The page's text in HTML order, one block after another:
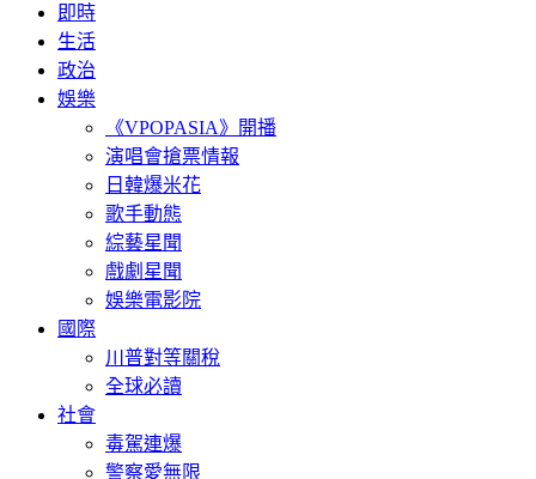
即時
生活
政治
娛樂
《VPOPASIA》開播
演唱會搶票情報
日韓爆米花
歌手動態
綜藝星聞
戲劇星聞
娛樂電影院
國際
川普對等關稅
全球必讀
社會
毒駕連爆
警察愛無限